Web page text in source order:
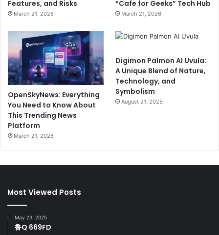
Features, and Risks
March 21, 2026
“Cafe for Geeks” Tech Hub
March 21, 2026
OpenSkyNews: Everything
You Need to Know About
This Trending News
Platform
March 21, 2026
Digimon Palmon AI Uvula:
A Unique Blend of Nature,
Technology, and
Symbolism
August 21, 2025
Most Viewed Posts
May 23, 2025
鲁Q 669FD